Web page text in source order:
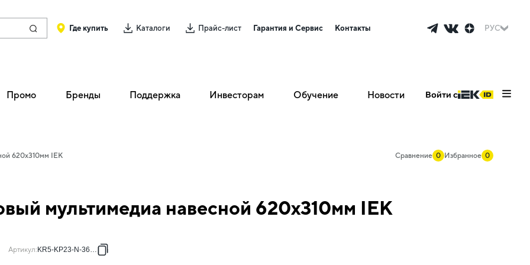
Где купить Каталоги Прайс-лист Гарантия и Сервис Контакты РУС
Промо Бренды Поддержка Инвесторам Обучение Новости Войти с
620х310мм IEK Сравнение 0 Избранное 0
мультимедиа навесной 620х310мм IEK
Артикул: KR5-KP23-N-36-41